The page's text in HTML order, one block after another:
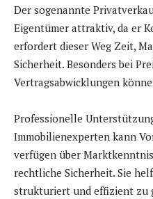
Der sogenannte
Eigentümer attraktiv, da er
erfordert dieser Weg Zeit,
Sicherheit. Besonders bei
Vertragsabwicklungen
Professionelle
Immobilienexperten kann
verfügen über
rechtliche Sicherheit. Sie
strukturiert und effizient zu